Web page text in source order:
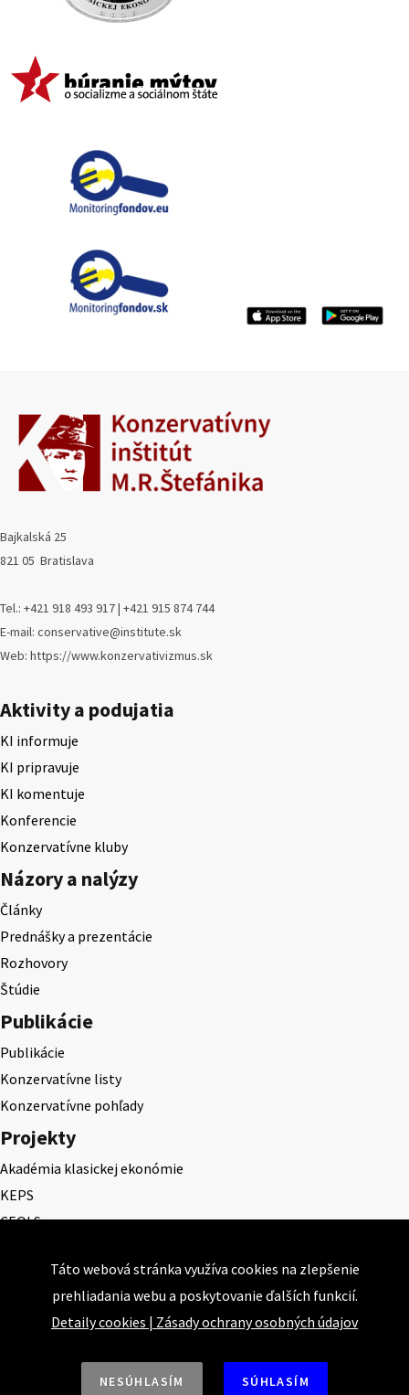
Bajkalská 25
821 05 Bratislava
Tel.: +421 918 493 917 | +421 915 874 744
E-mail: conservative@institute.sk
Web: https://www.konzervativizmus.sk
Aktivity a podujatia
KI informuje
KI pripravuje
KI komentuje
Konferencie
Konzervatívne kluby
Názory a nalýzy
Články
Prednášky a prezentácie
Rozhovory
Štúdie
Publikácie
Publikácie
Konzervatívne listy
Konzervatívne pohľady
Projekty
Akadémia klasickej ekonómie
KEPS
CEQLS
Cena Ernesta Valka
Študentská esej
Deň daňového odbremenenia
Táto webová stránka využíva cookies na zlepšenie
prehliadania webu a poskytovanie ďalších funkcií.
Detaily cookies | Zásady ochrany osobných údajov
NESÚHLASÍM SÚHLASÍM